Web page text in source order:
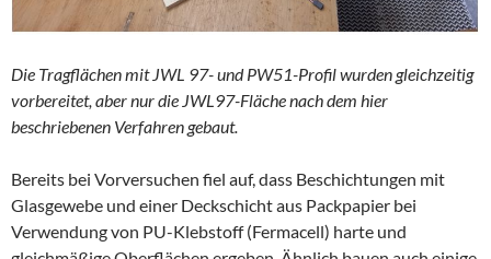
Die Tragflächen mit JWL 97- und PW51-Profil wurden gleichzeitig
vorbereitet, aber nur die JWL97-Fläche nach dem hier
beschriebenen Verfahren gebaut.
Bereits bei Vorversuchen fiel auf, dass Beschichtungen mit
Glasgewebe und einer Deckschicht aus Packpapier bei
Verwendung von PU-Klebstoff (Fermacell) harte und